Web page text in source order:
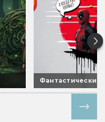
Фантастические